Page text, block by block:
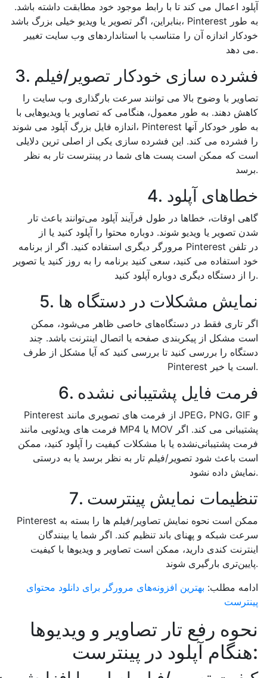
آپلود اعمال می کند تا با رابط موجود خود مطابقت داشته باشد.
بنابراین، اگر تصویر یا ویدیو خیلی بزرگ باشد، Pinterest به طور
خودکار اندازه آن را متناسب با استانداردهای وب سایت تغییر
می دهد.
3. فشرده سازی خودکار تصویر/فیلم
تصاویر با وضوح بالا می توانند سرعت بارگذاری وب سایت را
کاهش دهند. به طور معمول، هنگامی که تصاویر یا ویدیوهایی با
اندازه فایل بزرگ آپلود می شوند، Pinterest به طور خودکار آنها
را فشرده می کند. این فشرده سازی یکی از اصلی ترین دلایلی
است که ممکن است پست های شما در پینترست تار به نظر
برسد.
4. خطاهای آپلود
گاهی اوقات، خطاها در طول فرآیند آپلود می‌توانند باعث تار
شدن تصویر یا ویدیو شوند. دوباره محتوا را آپلود کنید یا از
مرورگر دیگری استفاده کنید. اگر از برنامه Pinterest در تلفن
خود استفاده می کنید، سعی کنید برنامه را به روز کنید یا تصویر
را از دستگاه دیگری دوباره آپلود کنید.
5. نمایش مشکلات در دستگاه ها
اگر تاری فقط در دستگاه‌های خاصی ظاهر می‌شود، ممکن
است مشکل از پیکربندی صفحه یا اتصال اینترنت باشد. چند
دستگاه را بررسی کنید تا بررسی کنید که آیا مشکل از طرف
Pinterest است یا خیر.
6. فرمت فایل پشتیبانی نشده
Pinterest از فرمت های تصویری مانند JPEG، PNG، GIF و
فرمت های ویدئویی مانند MP4 یا MOV پشتیبانی می کند. اگر
فرمت پشتیبانی‌نشده یا با مشکلات کیفیت را آپلود کنید، ممکن
است باعث شود تصویر/فیلم تار به نظر برسد یا به درستی
نمایش داده نشود.
7. تنظیمات نمایش پینترست
Pinterest ممکن است نحوه نمایش تصاویر/فیلم ها را بسته به
سرعت شبکه و پهنای باند تنظیم کند. اگر شما یا بینندگان
اینترنت کندی دارید، ممکن است تصاویر و ویدیوها با کیفیت
پایین‌تری بارگیری شوند.
ادامه مطلب: بهترین افزونه‌های مرورگر برای دانلود محتوای
پینترست
نحوه رفع تار تصاویر و ویدیوها
هنگام آپلود در پینترست: